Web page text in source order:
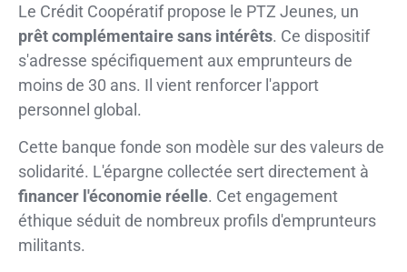
Le Crédit Coopératif propose le PTZ Jeunes, un
prêt complémentaire sans intérêts. Ce dispositif
s'adresse spécifiquement aux emprunteurs de
moins de 30 ans. Il vient renforcer l'apport
personnel global.
Cette banque fonde son modèle sur des valeurs de
solidarité. L'épargne collectée sert directement à
financer l'économie réelle. Cet engagement
éthique séduit de nombreux profils d'emprunteurs
militants.